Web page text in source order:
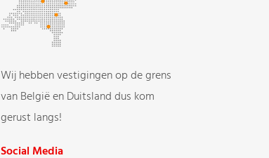
Wij hebben vestigingen op de grens
van België en Duitsland dus kom
gerust langs!
Social Media